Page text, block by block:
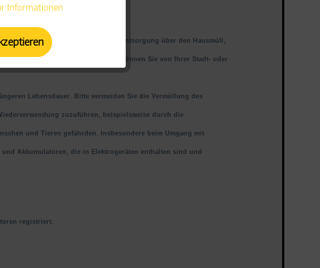
Erfassung zuzuführen. Die Entsorgung über den Hausmüll,
kostenfreier Rückgabestellen können Sie von Ihrer Stadt- oder
Lebensdauer. Bitte vermeiden Sie die Vermüllung des
zuzuführen, beispielsweise durch die
und Tieren gefährden. Insbesondere beim Umgang mit
und Akkumulatoren, die in Elektrogeräten enthalten sind und
registriert.
Aktiv
Aktiv
Aktiv
Aktiv
Informationen